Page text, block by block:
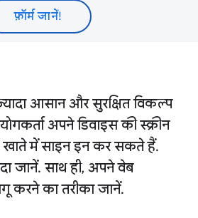
फ़ॉर्म जानें!
आसान और सुरक्षित विकल्प
अपने डिवाइस की स्क्रीन
में साइन इन कर सकते हैं.
जानें. साथ ही, अपने वेब
करने का तरीका जानें.